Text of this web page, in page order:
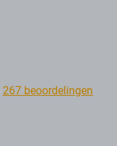
267 beoordelingen